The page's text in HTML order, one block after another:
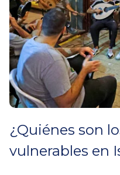
¿Quiénes son
vulnerables en